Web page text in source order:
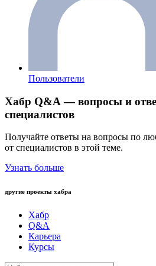
Пользователи
Хабр Q&A — вопросы и
специалистов
Получайте ответы на вопросы по
от специалистов в этой теме.
Узнать больше
другие проекты хабра
Хабр
Q&A
Карьера
Курсы